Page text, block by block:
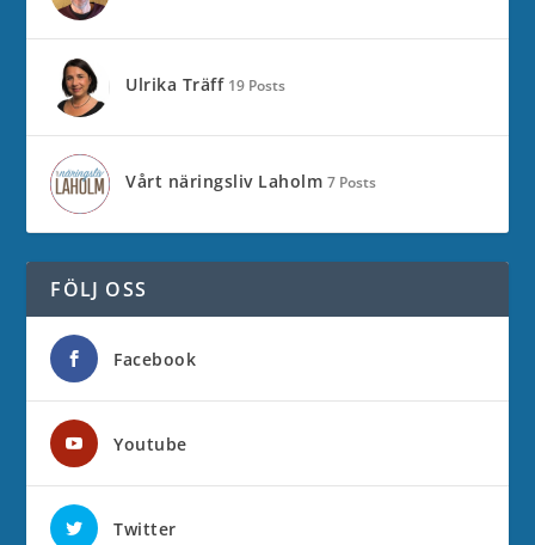
Ulrika Träff 19 Posts
Vårt näringsliv Laholm 7 Posts
FÖLJ OSS
Facebook
Youtube
Twitter